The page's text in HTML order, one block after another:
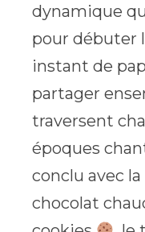
dynamique
pour débuter
instant de
partager
traversent
époques
conclu avec
chocolat